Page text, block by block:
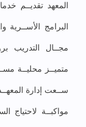
المعهد تقديــم
البرامج الأســرية
مجــال التدريب
متميــز محليــة
ســعت إدارة
مواكبــة لاحتياج